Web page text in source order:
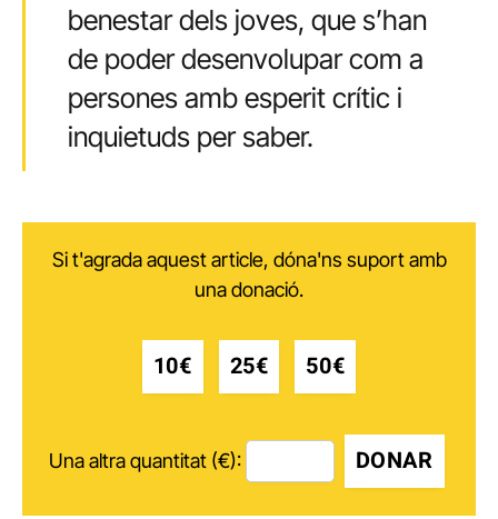
benestar dels joves, que s’han
de poder desenvolupar com a
persones amb esperit crític i
inquietuds per saber.
Si t'agrada aquest article, dóna'ns suport amb
una donació.
10€ 25€ 50€
Una altra quantitat (€): DONAR